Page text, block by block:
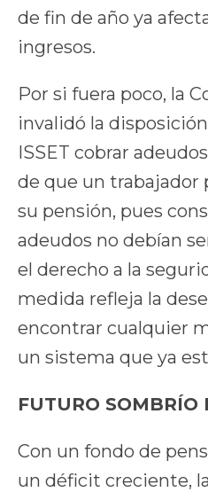
de fin de año ya
ingresos.
Por si fuera poco, la
invalidó la
ISSET cobrar
de que un trabajador
su pensión, pues
adeudos no debían
el derecho a la
medida refleja la
encontrar cualquier
un sistema que ya
FUTURO SOMBRÍO
Con un fondo de
un déficit creciente,